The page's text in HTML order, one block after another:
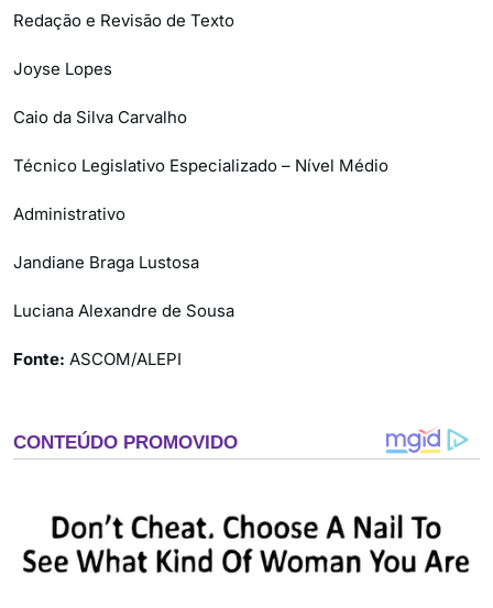
Redação e Revisão de Texto
Joyse Lopes
Caio da Silva Carvalho
Técnico Legislativo Especializado – Nível Médio
Administrativo
Jandiane Braga Lustosa
Luciana Alexandre de Sousa
Fonte: ASCOM/ALEPI